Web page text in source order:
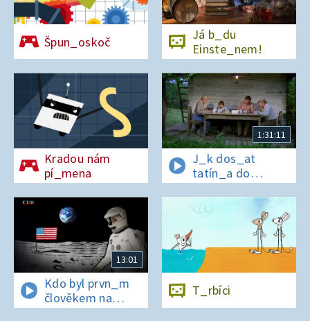
Špun_oskoč
Já b_du
Einste_nem!
Kradou nám
pí_mena
1:31:11
J_k dos_at
tatín_a do
polepš_vny
13:01
Kdo byl prvn_m
člověkem na
Měs_ci?
T_rbíci